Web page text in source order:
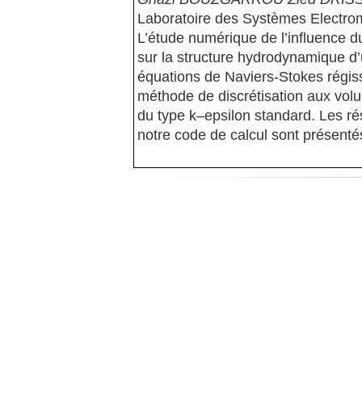
Laboratoire des Systèmes
L’étude numérique de l’influence
sur la structure hydrodynamique
équations de Naviers-Stokes
méthode de discrétisation aux
du type k–epsilon standard. Les
notre code de calcul sont